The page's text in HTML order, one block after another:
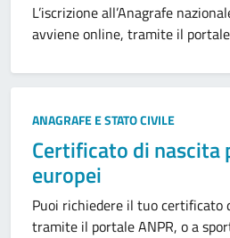
L’iscrizione all’Anagrafe
avviene online, tramite il portale
ANAGRAFE E STATO CIVILE
Certificato di nascita
europei
Puoi richiedere il tuo certificato
tramite il portale ANPR, o a